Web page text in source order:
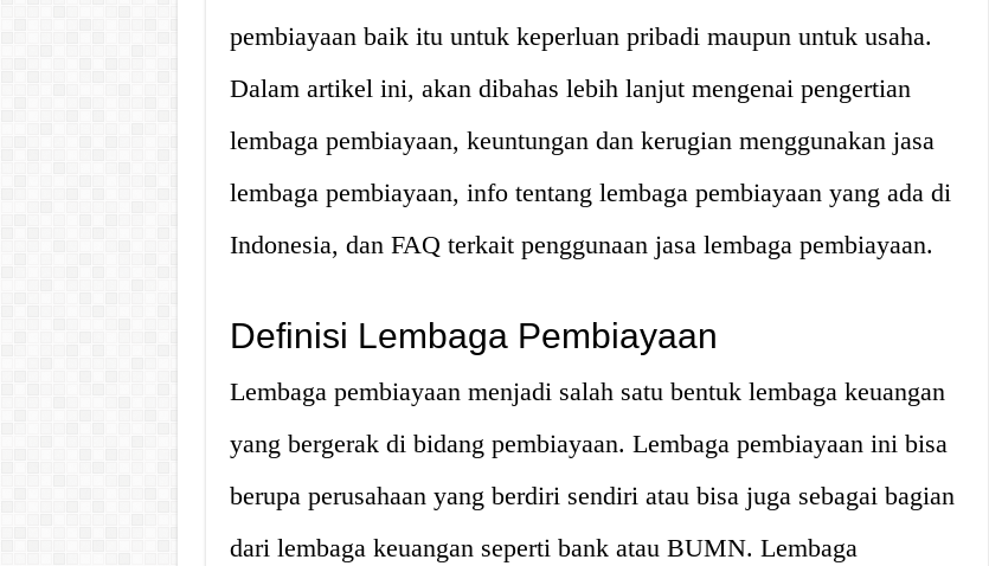
pembiayaan baik itu untuk keperluan pribadi maupun untuk usaha.
Dalam artikel ini, akan dibahas lebih lanjut mengenai pengertian
lembaga pembiayaan, keuntungan dan kerugian menggunakan jasa
lembaga pembiayaan, info tentang lembaga pembiayaan yang ada di
Indonesia, dan FAQ terkait penggunaan jasa lembaga pembiayaan.
Definisi Lembaga Pembiayaan
Lembaga pembiayaan menjadi salah satu bentuk lembaga keuangan
yang bergerak di bidang pembiayaan. Lembaga pembiayaan ini bisa
berupa perusahaan yang berdiri sendiri atau bisa juga sebagai bagian
dari lembaga keuangan seperti bank atau BUMN. Lembaga